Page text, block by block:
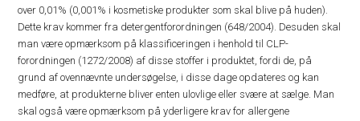
over 0,01% (0,001% i kosmetiske produkter som skal blive på huden).
Dette krav kommer fra detergentforordningen (648/2004). Desuden skal
man være opmærksom på klassificeringen i henhold til CLP-
forordningen (1272/2008) af disse stoffer i produktet, fordi de, på
grund af ovennævnte undersøgelse, i disse dage opdateres og kan
medføre, at produkterne bliver enten ulovlige eller svære at sælge. Man
skal også være opmærksom på yderligere krav for allergene